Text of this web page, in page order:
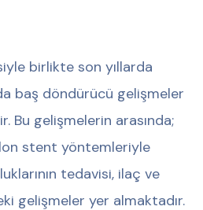
birlikte son yıllarda
baş döndürücü gelişmeler
Bu gelişmelerin arasında;
stent yöntemleriyle
tedavisi, ilaç ve
gelişmeler yer almaktadır.